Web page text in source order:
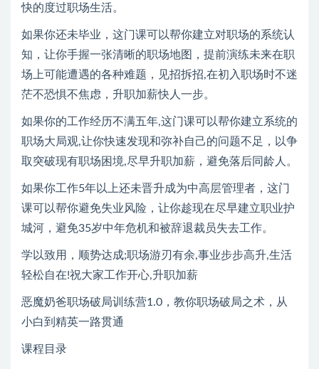
快的度过职场生活。
如果你还未毕业，这门课可以帮你建立对职场的系统认
知，让你手握一张清晰的职场地图，提前演练未来在职
场上可能遭遇的各种难题，见招拆招,在初入职场时不迷
茫不恐惧不焦虑，升职加薪快人一步。
如果你的工作经历不满五年,这门课可以帮你建立系统的
职场大局观,让你快速发现和弥补自己的问题不足，以争
取突破现有职场困境,尽早升职加薪，避免落后同龄人。
如果你工作5年以上还未晋升成为中高层管理者，这门
课可以帮你避免失业风险，让你趁现在尽早建立职业护
城河，避免35岁中年危机和被辞退裁员失去工作。
学以致用，顺势达成;职场游刃有余,事业步步高升,生活
轻松自在!祝大家工作开心,升职加薪
恶魔奶爸职场破局训练营1.0，教你职场破局之术，从
小白到精英一路贯通
课程目录